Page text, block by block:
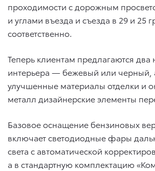
проходимости c дорожным
и углами въезда и съезда в 29 и 25
соответственно.
Теперь клиентам предлагаются два
интерьера — бежевый или черный,
улучшенные материалы отделки и
металл дизайнерские элементы
Базовое оснащение бензиновых
включает светодиодные фары
света с автоматической
а в стандартную комплектацию